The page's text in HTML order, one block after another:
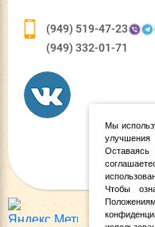
(949) 519-47-23
(949) 332-01-71
Мы
Чтобы